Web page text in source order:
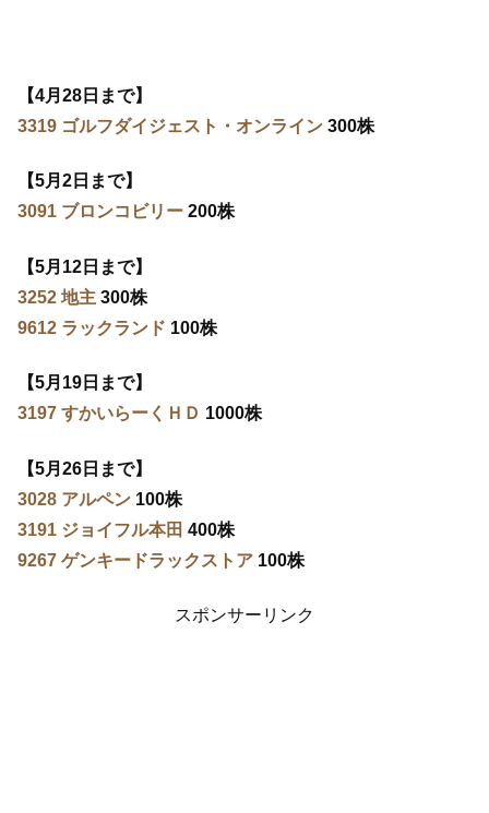
【4月28日まで】
3319 ゴルフダイジェスト・オンライン 300株
【5月2日まで】
3091 ブロンコビリー 200株
【5月12日まで】
3252 地主 300株
9612 ラックランド 100株
【5月19日まで】
3197 すかいらーくＨＤ 1000株
【5月26日まで】
3028 アルペン 100株
3191 ジョイフル本田 400株
9267 ゲンキードラックストア 100株
スポンサーリンク